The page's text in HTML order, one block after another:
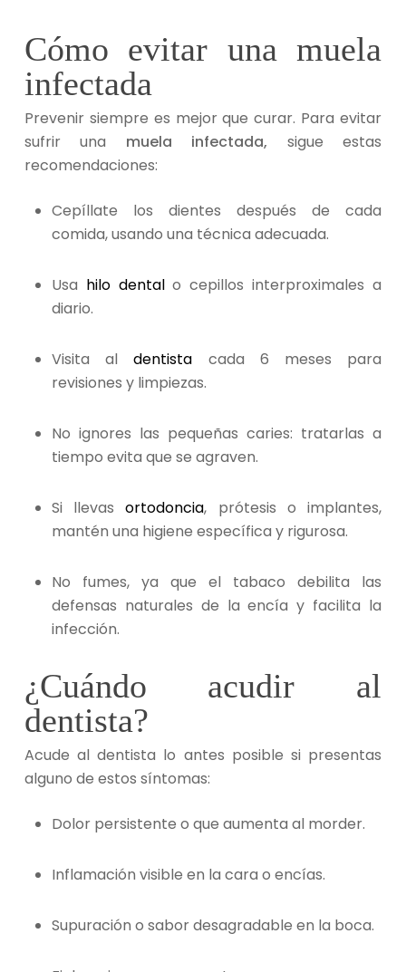
Cómo evitar una muela
infectada
Prevenir siempre es mejor que curar. Para evitar
sufrir una muela infectada, sigue estas
recomendaciones:
Cepíllate los dientes después de cada
comida, usando una técnica adecuada.
Usa hilo dentalo cepillos interproximales a
diario.
Visita aldentista cada 6 meses para
revisiones y limpiezas.
No ignores las pequeñas caries: tratarlas a
tiempo evita que se agraven.
Si llevasortodoncia, prótesis o implantes,
mantén una higiene específica y rigurosa.
No fumes, ya que el tabaco debilita las
defensas naturales de la encía y facilita la
infección.
¿Cuándo acudir al
dentista?
Acude al dentista lo antes posible si presentas
alguno de estos síntomas:
Dolor persistente o que aumenta al morder.
Inflamación visible en la cara o encías.
Supuración o sabor desagradable en la boca.